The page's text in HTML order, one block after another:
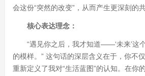
会这份“突然的改变”，从而产生更深刻的共
核心表达理念：
“遇见你之后，我才知道——‘未来’这
的模样。” 这句话的深层含义在于，你不
重新定义了我对“生活蓝图”的认知。在你